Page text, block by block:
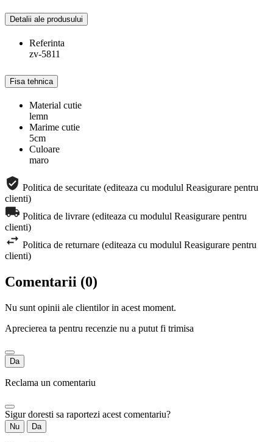
Detalii ale produsului
Referinta
zv-5811
Fisa tehnica
Material cutie
lemn
Marime cutie
5cm
Culoare
maro
Politica de securitate (editeaza cu modulul Reasigurare pentru
clienti)
Politica de livrare (editeaza cu modulul Reasigurare pentru
clienti)
Politica de returnare (editeaza cu modulul Reasigurare pentru
clienti)
Comentarii (0)
Nu sunt opinii ale clientilor in acest moment.
Aprecierea ta pentru recenzie nu a putut fi trimisa
Da
Reclama un comentariu
Sigur doresti sa raportezi acest comentariu?
Nu Da